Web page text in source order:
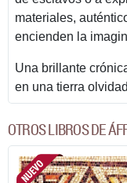
materiales,
encienden la
Una brillante
en una tierra
OTROS LIBROS DE